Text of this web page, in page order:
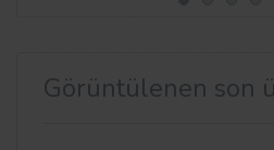
Görüntülenen son